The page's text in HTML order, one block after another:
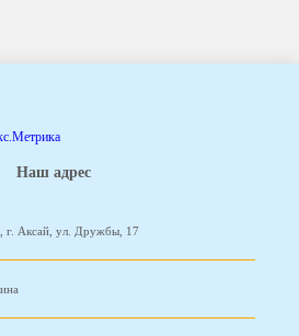
Наш адрес
г. Аксай, ул. Дружбы, 17